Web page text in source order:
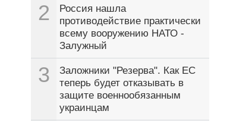
2
Россия нашла
противодействие практически
всему вооружению НАТО -
Залужный
3
Заложники "Резерва". Как ЕС
теперь будет отказывать в
защите военнообязанным
украинцам